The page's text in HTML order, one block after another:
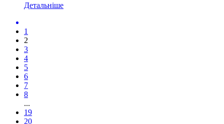
Детальніше
1
2
3
4
5
6
7
8
...
19
20